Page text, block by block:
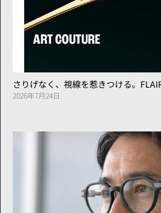
さりげなく、視線を惹きつける。
2026年7月24日